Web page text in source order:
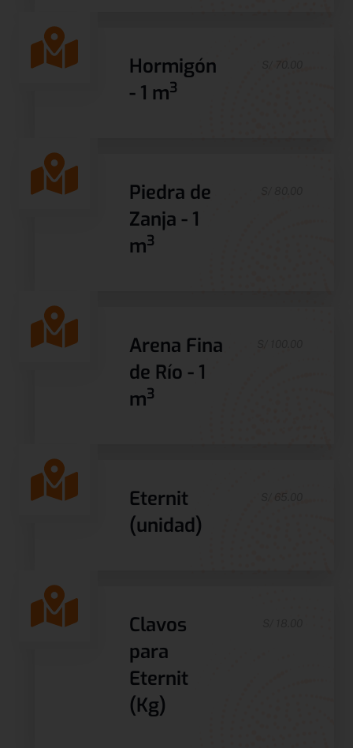
Hormigón
- 1 m3
Piedra de
Zanja - 1
m3
Arena Fina
de Río - 1
m3
Eternit
(unidad)
Clavos
para
Eternit
(Kg)